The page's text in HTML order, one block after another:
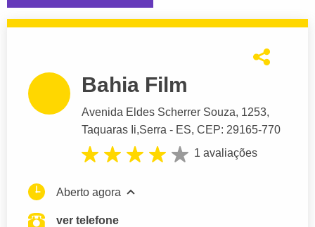
Bahia Film
Avenida Eldes Scherrer Souza, 1253,
Taquaras Ii,Serra - ES, CEP: 29165-770
1 avaliações
Aberto agora
ver telefone